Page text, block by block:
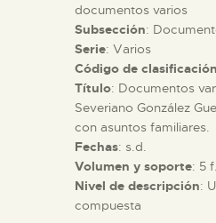
EL MUSEO
COLECCIONES
DIDÁCTICA
ESPAÑOL
documentos varios
Subsección:
Serie: Varios
Código de clasificación
Título: Documentos
Severiano González
con asuntos familiares.
Fechas: s.d.
Volumen y soporte: 5
Nivel de descripción:
compuesta